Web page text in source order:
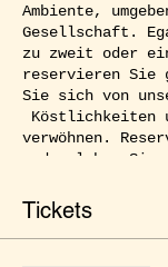
Ambiente,
Gesellschaft.
zu zweit oder
reservieren Sie
Sie sich von
Köstlichkeiten
verwöhnen.
und erleben Sie
Tickets